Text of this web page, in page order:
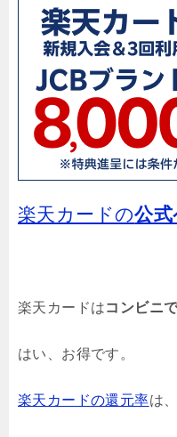
楽天カードの公
楽天カードはコンビニ
はい、お得です。
楽天カードの還元率は、